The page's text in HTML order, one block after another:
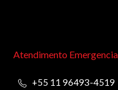
Atendimento
+55 11 96493-4519